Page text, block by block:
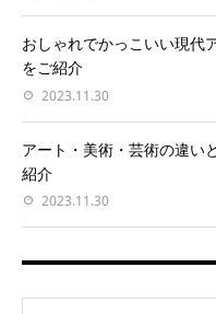
おしゃれでかっこいい現代
をご紹介
2023.11.30
アート・美術・芸術の違い
紹介
2023.11.30